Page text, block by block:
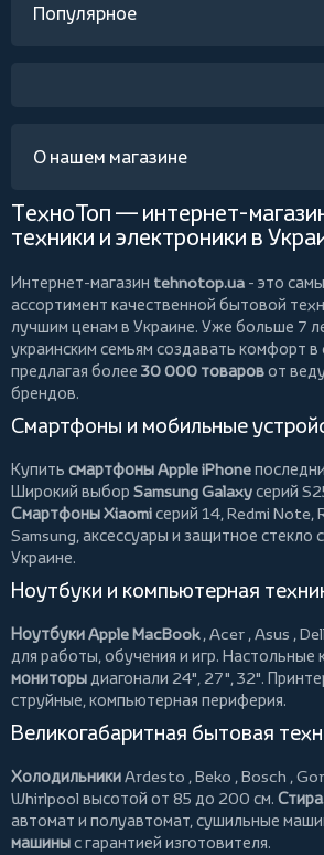
Популярное
О нашем магазине
ТехноТоп — интернет-
техники и электроники в
Интернет-магазин tehnotop.ua - это
ассортимент качественной бытовой
лучшим ценам в Украине. Уже больше 7
украинским семьям создавать комфорт
предлагая более 30 000 товаровот
брендов.
Смартфоны и мобильные
Купить смартфоны Apple iPhone
Широкий выбор Samsung Galaxyсерий
Смартфоны Xiaomiсерий 14, Redmi Note,
Samsung, аксессуары и защитное стекло
Украине.
Ноутбуки и компьютерная
Ноутбуки Apple MacBook,Acer ,Asus ,Dell
для работы, обучения и игр.
мониторыдиагонали 24", 27", 32".
струйные, компьютерная периферия.
Великогабаритная бытовая
ХолодильникиArdesto ,Beko ,Bosch ,
Whirlpool высотой от 85 до 200 см.
автомат и полуавтомат,сушильные
машиныс гарантией изготовителя.